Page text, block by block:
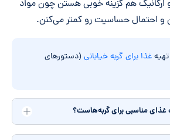
هم گزینه خوبی هستن چون مواد
و احتمال حساسیت رو کمتر می‌کنن.
غذا برای گربه خیابانی(دستورهای
غذای مناسبی برای گربه‌هاست؟